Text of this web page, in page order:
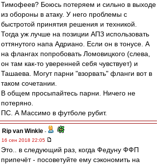
Тимофеев? Боюсь потеряем и сильно в выходе
из обороны в атаку. У него проблемы с
быстротой принятия решения и техникой.
Тогда уж лучше на позиции АПЗ использовать
оттянутого напа Адриано. Если он в тонусе. А
на флангах попробовать Ломовицкого (слева,
он там как-то уверенней себя чувствует) и
Ташаева. Могут парни "взорвать" фланги вот в
таком сочетании.
В общем просыпайтесь парни. Ничего не
потеряно.
ПС. А Массимо в футболе рубит.
Rip van Winkle -
16 сен 2018 22:05
Это.. в следующий раз, когда Федуну ФФП
припечёт - посоветуйте ему сэкономить на